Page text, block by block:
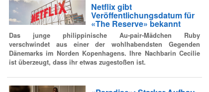
Netflix gibt
Veröffentlichungsdatum für
«The Reserve» bekannt
Das junge philippinische Au-pair-Mädchen Ruby
verschwindet aus einer der wohlhabendsten Gegenden
Dänemarks im Norden Kopenhagens. Ihre Nachbarin Cecilie
ist überzeugt, dass ihr etwas zugestoßen ist.